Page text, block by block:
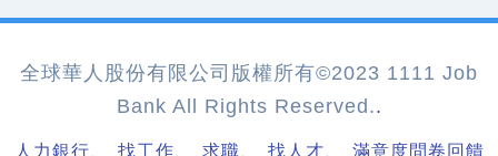
全球華人股份有限公司版權所有©2023 1111 Job
Bank All Rights Reserved..
人力銀行、 找工作、 求職、 找人才、 滿意度問卷回饋